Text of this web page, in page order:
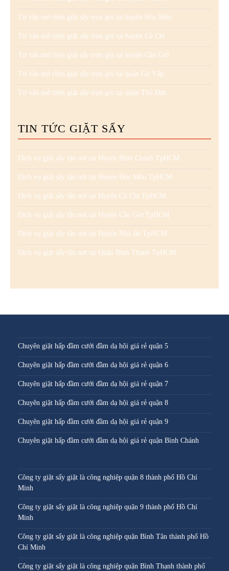
Tư vấn mở tiệm giặt sấy trọn gói tại huyện Hóc Môn
Tư vấn mở tiệm giặt sấy trọn gói tại huyện Củ Chi
Tư vấn mở tiệm giặt sấy trọn gói tại huyện Cần Giờ
Tư vấn mở tiệm giặt sấy trọn gói tại quận Gò Vấp
Tư vấn mở tiệm giặt sấy trọn gói tại quận Thủ Đức
TIN TỨC GIẶT SẤY
Dịch vụ giặt sấy tận nơi tại Huyện Bình Chánh TpHCM
Dịch vụ giặt sấy tận nơi tại Huyện Hóc Môn TpHCM
Dịch vụ giặt sấy tận nơi tại Huyện Củ Chi TpHCM
Dịch vụ giặt sấy tận nơi tại Huyện Cần Giờ TpHCM
Dịch vụ giặt sấy tận nơi tại Huyện Nhà Bè TpHCM
Dịch vụ giặt sấy tận nơi tại Quận Bình Thạnh TpHCM
Chuyên giặt hấp đầm cưới đầm dạ hội giá rẻ quận 5
Chuyên giặt hấp đầm cưới đầm dạ hội giá rẻ quận 6
Chuyên giặt hấp đầm cưới đầm dạ hội giá rẻ quận 7
Chuyên giặt hấp đầm cưới đầm dạ hội giá rẻ quận 8
Chuyên giặt hấp đầm cưới đầm dạ hội giá rẻ quận 9
Chuyên giặt hấp đầm cưới đầm dạ hội giá rẻ quận Bình Chánh
Công ty giặt sấy giặt là công nghiệp quận 8 thành phố Hồ Chí
Minh
Công ty giặt sấy giặt là công nghiệp quận 9 thành phố Hồ Chí
Minh
Công ty giặt sấy giặt là công nghiệp quận Bình Tân thành phố Hồ
Chí Minh
Công ty giặt sấy giặt là công nghiệp quận Bình Thạnh thành phố